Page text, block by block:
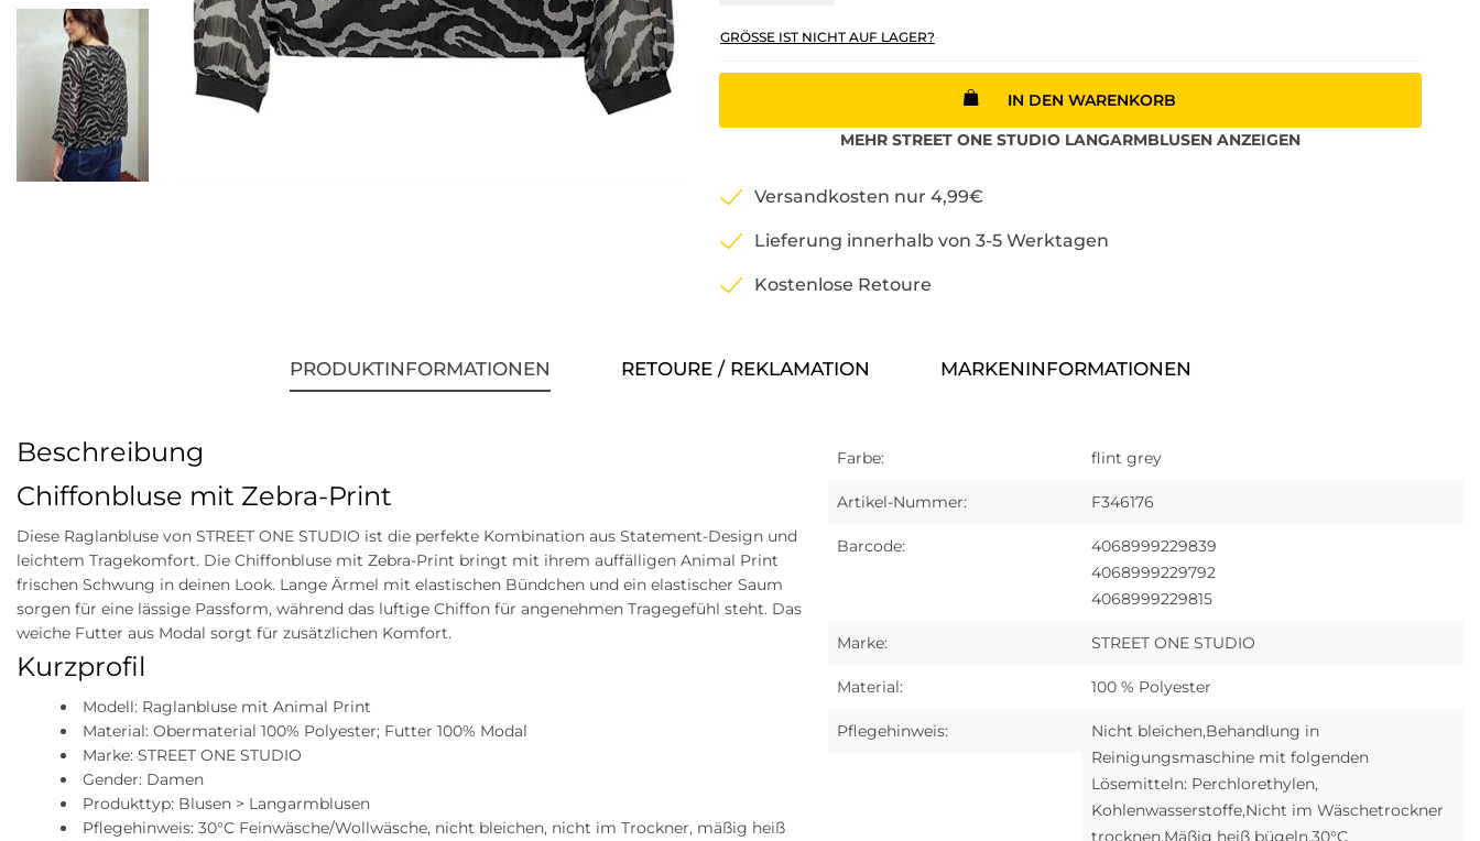
GRÖSSE IST NICHT AUF LAGER?
IN DEN WARENKORB
MEHR STREET ONE STUDIO LANGARMBLUSENANZEIGEN
Versandkosten nur 4,99€
Lieferung innerhalb von 3-5 Werktagen
Kostenlose Retoure
PRODUKTINFORMATIONEN RETOURE / REKLAMATION MARKENINFORMATIONEN
Farbe: flint grey
Artikel-Nummer: F346176
Barcode:
4068999229839
4068999229792
4068999229815
Marke: STREET ONE STUDIO
Material: 100 % Polyester
Pflegehinweis:
Nicht bleichen,Behandlung in
Reinigungsmaschine mit folgenden
Lösemitteln: Perchlorethylen,
Kohlenwasserstoffe,Nicht im Wäschetrockner
Beschreibung
Chiffonbluse mit Zebra-Print
Diese Raglanbluse von STREET ONE STUDIO ist die perfekte Kombination aus Statement-Design und
leichtem Tragekomfort. Die Chiffonbluse mit Zebra-Print bringt mit ihrem auffälligen Animal Print
frischen Schwung in deinen Look. Lange Ärmel mit elastischen Bündchen und ein elastischer Saum
sorgen für eine lässige Passform, während das luftige Chiffon für angenehmen Tragegefühl steht. Das
weiche Futter aus Modal sorgt für zusätzlichen Komfort.
Kurzprofil
Modell: Raglanbluse mit Animal Print
Material: Obermaterial 100% Polyester; Futter 100% Modal
Marke: STREET ONE STUDIO
Gender: Damen
Produkttyp: Blusen > Langarmblusen
Pflegehinweis: 30°C Feinwäsche/Wollwäsche, nicht bleichen, nicht im Trockner, mäßig heiß